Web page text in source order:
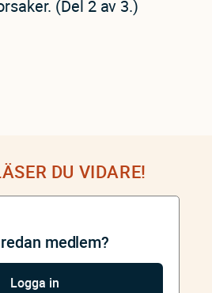
(Del 2 av 3.)
DU VIDARE!
medlem?
Logga in